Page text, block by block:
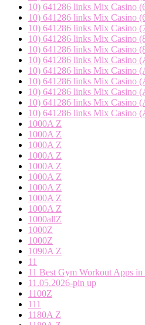
10) 641286 links Mix Casino
10) 641286 links Mix Casino
10) 641286 links Mix Casino
10) 641286 links Mix Casino
10) 641286 links Mix Casino
10) 641286 links Mix Casino
10) 641286 links Mix Casino
10) 641286 links Mix Casino
10) 641286 links Mix Casino
10) 641286 links Mix Casino
10) 641286 links Mix Casino
1000A Z
1000A Z
1000A Z
1000A Z
1000A Z
1000A Z
1000A Z
1000A Z
1000A Z
1000allZ
1000Z
1000Z
1090A Z
11
11 Best Gym Workout Apps
11.05.2026-pin up
1100Z
111
1180A Z